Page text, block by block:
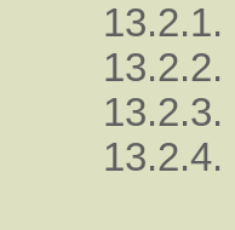
13.2.1.
13.2.2.
13.2.3.
13.2.4.